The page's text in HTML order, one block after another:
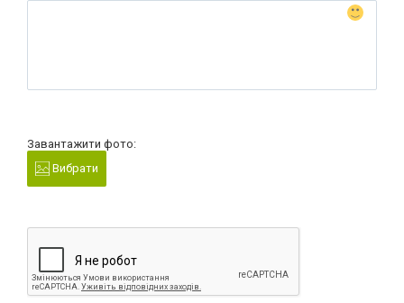
Завантажити фото:
Вибрати